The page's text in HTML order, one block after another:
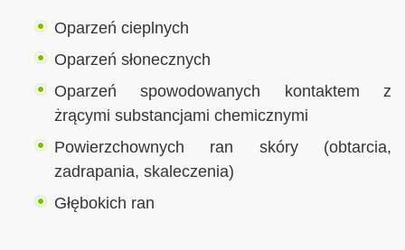
Oparzeń cieplnych
Oparzeń słonecznych
Oparzeń spowodowanych kontaktem z
żrącymi substancjami chemicznymi
Powierzchownych ran skóry (obtarcia,
zadrapania, skaleczenia)
Głębokich ran